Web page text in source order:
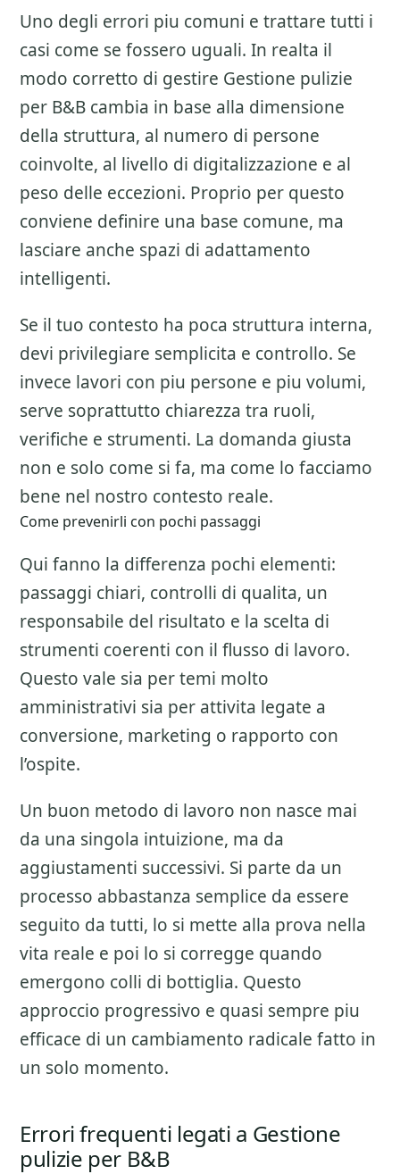
Uno degli errori piu comuni e trattare tutti i
casi come se fossero uguali. In realta il
modo corretto di gestire Gestione pulizie
per B&B cambia in base alla dimensione
della struttura, al numero di persone
coinvolte, al livello di digitalizzazione e al
peso delle eccezioni. Proprio per questo
conviene definire una base comune, ma
lasciare anche spazi di adattamento
intelligenti.
Se il tuo contesto ha poca struttura interna,
devi privilegiare semplicita e controllo. Se
invece lavori con piu persone e piu volumi,
serve soprattutto chiarezza tra ruoli,
verifiche e strumenti. La domanda giusta
non e solo come si fa, ma come lo facciamo
bene nel nostro contesto reale.
Come prevenirli con pochi passaggi
Qui fanno la differenza pochi elementi:
passaggi chiari, controlli di qualita, un
responsabile del risultato e la scelta di
strumenti coerenti con il flusso di lavoro.
Questo vale sia per temi molto
amministrativi sia per attivita legate a
conversione, marketing o rapporto con
l’ospite.
Un buon metodo di lavoro non nasce mai
da una singola intuizione, ma da
aggiustamenti successivi. Si parte da un
processo abbastanza semplice da essere
seguito da tutti, lo si mette alla prova nella
vita reale e poi lo si corregge quando
emergono colli di bottiglia. Questo
approccio progressivo e quasi sempre piu
efficace di un cambiamento radicale fatto in
un solo momento.
Errori frequenti legati a Gestione
pulizie per B&B